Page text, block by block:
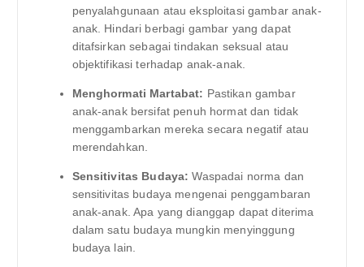
penyalahgunaan atau eksploitasi gambar anak-
anak. Hindari berbagi gambar yang dapat
ditafsirkan sebagai tindakan seksual atau
objektifikasi terhadap anak-anak.
Menghormati Martabat: Pastikan gambar
anak-anak bersifat penuh hormat dan tidak
menggambarkan mereka secara negatif atau
merendahkan.
Sensitivitas Budaya: Waspadai norma dan
sensitivitas budaya mengenai penggambaran
anak-anak. Apa yang dianggap dapat diterima
dalam satu budaya mungkin menyinggung
budaya lain.